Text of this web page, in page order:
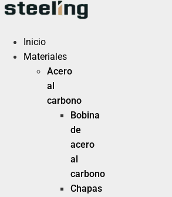
Ir
contenido
Inicio
Materiales
Acero
al
carbono
Bobina
de
acero
al
carbono
Chapas